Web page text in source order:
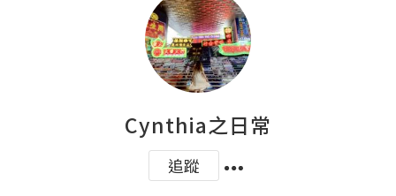
Cynthia之日常
追蹤